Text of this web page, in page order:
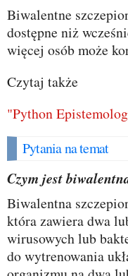
Biwalentne szczepionki są również bardziej
dostępne niż
więcej osób może
Czytaj także
"Python
Pytania na temat
Czym jest
Biwalentna szczepionka to rodzaj szczepionki,
która zawiera dwa
wirusowych lub
do wytrenowania